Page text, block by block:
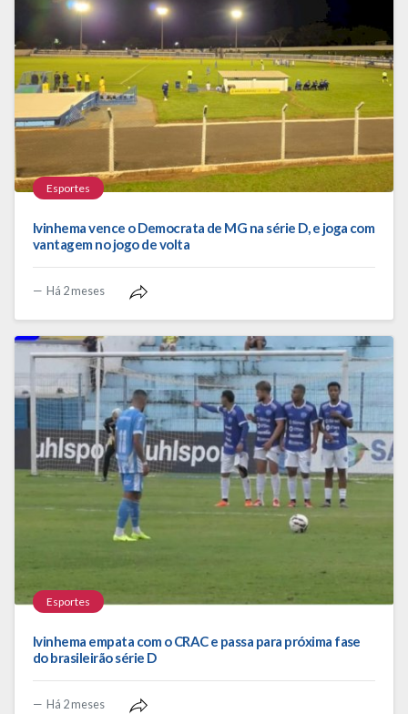
Esportes
Ivinhema vence o Democrata de MG na série D, e joga com
vantagem no jogo de volta
Há 2 meses
Esportes
Ivinhema empata com o CRAC e passa para próxima fase
do brasileirão série D
Há 2 meses